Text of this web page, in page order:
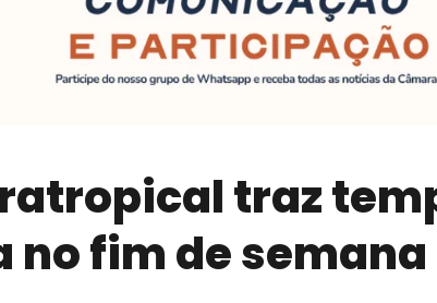
traz
no fim de semana